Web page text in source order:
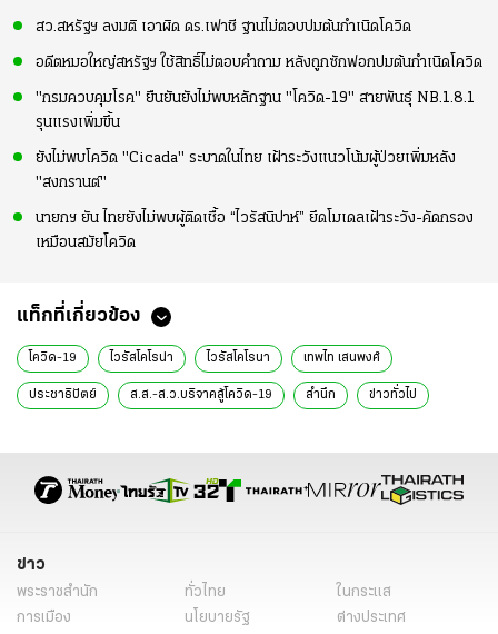
สว.สหรัฐฯ ลงมติ เอาผิด ดร.เฟาชี ฐานไม่ตอบปมต้นกำเนิดโควิด
อดีตหมอใหญ่สหรัฐฯ ใช้สิทธิ์ไม่ตอบคำถาม หลังถูกซักฟอกปมต้นกำเนิดโควิด
"กรมควบคุมโรค" ยืนยันยังไม่พบหลักฐาน "โควิด-19" สายพันธุ์ NB.1.8.1
รุนแรงเพิ่มขึ้น
ยังไม่พบโควิด "Cicada" ระบาดในไทย เฝ้าระวังแนวโน้มผู้ป่วยเพิ่มหลัง
"สงกรานต์"
นายกฯ ยัน ไทยยังไม่พบผู้ติดเชื้อ “ไวรัสนิปาห์” ยึดโมเดลเฝ้าระวัง-คัดกรอง
เหมือนสมัยโควิด
แท็กที่เกี่ยวข้อง
โควิด-19 ไวรัสโคโรน่า ไวรัสโคโรนา เทพไท เสนพงศ์
ประชาธิปัตย์ ส.ส.-ส.ว.บริจาคสู้โควิด-19 สำนึก ข่าวทั่วไป
ข่าว
พระราชสำนัก ทั่วไทย
ในกระแส
การเมือง
นโยบายรัฐ
ต่างประเทศ